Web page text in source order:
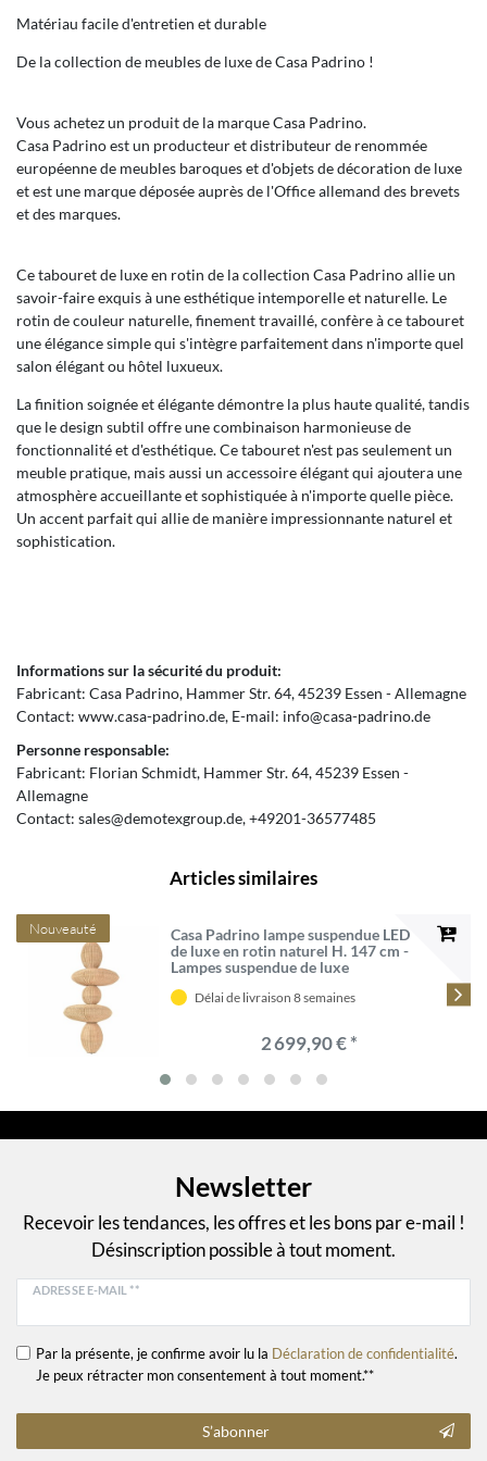
Matériau facile d'entretien et durable
De la collection de meubles de luxe de Casa Padrino !
Vous achetez un produit de la marque Casa Padrino.
Casa Padrino est un producteur et distributeur de renommée
européenne de meubles baroques et d'objets de décoration de luxe
et est une marque déposée auprès de l'Office allemand des brevets
et des marques.
Ce tabouret de luxe en rotin de la collection Casa Padrino allie un
savoir-faire exquis à une esthétique intemporelle et naturelle. Le
rotin de couleur naturelle, finement travaillé, confère à ce tabouret
une élégance simple qui s'intègre parfaitement dans n'importe quel
salon élégant ou hôtel luxueux.
La finition soignée et élégante démontre la plus haute qualité, tandis
que le design subtil offre une combinaison harmonieuse de
fonctionnalité et d'esthétique. Ce tabouret n'est pas seulement un
meuble pratique, mais aussi un accessoire élégant qui ajoutera une
atmosphère accueillante et sophistiquée à n'importe quelle pièce.
Un accent parfait qui allie de manière impressionnante naturel et
sophistication.
Informations sur la sécurité du produit:
Fabricant: Casa Padrino Hammer Str.64 45239 Essen
Allemagne
Contact: www.casa-padrino.de E-mail: info@casa-padrino.de
Personne responsable:
Fabricant: Florian Schmidt Hammer Str.64 45239 Essen
Allemagne
Contact: sales@demotexgroup.de +49201-36577485
Articles similaires
Nouveauté
Casa Padrino lampe suspendue LED
de luxe en rotin naturel H. 147 cm -
Lampes suspendue de luxe
Délai de livraison 8 semaines
2 699,90 € *
Newsletter
Recevoir les tendances, les offres et les bons par e-mail !
Désinscription possible à tout moment.
ADRESSE E-MAIL **
Par la présente, je confirme avoir lu la Déclaration de confidentialité.
Je peux rétracter mon consentement à tout moment.**
S’abonner